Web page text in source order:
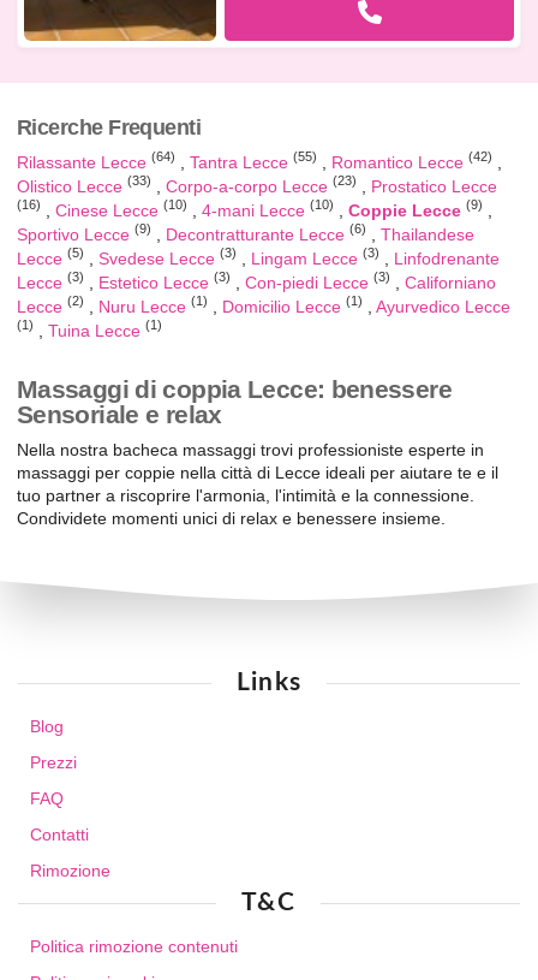
Ricerche Frequenti
Rilassante Lecce (64) Tantra Lecce (55) Romantico Lecce (42)
Olistico Lecce (33) Corpo-a-corpo Lecce (23) Prostatico Lecce
(16) Cinese Lecce (10) 4-mani Lecce (10) Coppie Lecce (9)
Sportivo Lecce (9) Decontratturante Lecce (6)
Thailandese
Lecce (5) Svedese Lecce (3) Lingam Lecce (3)
Linfodrenante
Lecce (3) Estetico Lecce (3) Con-piedi Lecce (3)
Californiano
Lecce (2) Nuru Lecce (1) Domicilio Lecce (1) Ayurvedico Lecce
(1) Tuina Lecce (1)
Massaggi di coppia Lecce: benessere
Sensoriale e relax
Nella nostra bacheca massaggi trovi professioniste esperte in
massaggi per coppie nella città di Lecce ideali per aiutare te e il
tuo partner a riscoprire l'armonia, l'intimità e la connessione.
Condividete momenti unici di relax e benessere insieme.
Links
Blog
Prezzi
FAQ
Contatti
Rimozione
T&C
Politica rimozione contenuti